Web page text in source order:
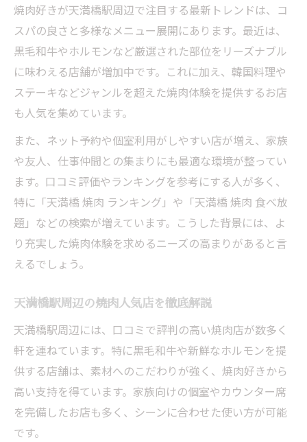
焼肉好きがチェックしたい天満橋駅周辺情
報
天満橋駅で焼肉行ってみたい方のための最
新情報
おすすめ焼肉店を見抜く天満橋駅のコツ
コスパ重視で選ぶ天満橋駅の焼肉攻略法
天満橋駅の焼肉でお得に楽しむ方法を解説
焼肉食べ放題や安い店の上手な選び方
焼肉行ってみたい天満橋駅でコスパを比較
天満橋駅で焼肉を賢く楽しむコツとは
個室あり焼肉を天満橋周辺で探すコツ
法
天満橋駅焼肉の個室選びで失敗しないコツ
焼肉行ってみたい方に最適な個室の選び方
天満橋駅でプライベートに焼肉を楽しむ秘
訣
個室焼肉の魅力を天満橋駅で体験しよう
焼肉好きが天満橋駅周辺で注目する最新トレンドは、コ
スパの良さと多様なメニュー展開にあります。最近は、
黒毛和牛やホルモンなど厳選された部位をリーズナブル
に味わえる店舗が増加中です。これに加え、韓国料理や
ステーキなどジャンルを超えた焼肉体験を提供するお店
も人気を集めています。
また、ネット予約や個室利用がしやすい店が増え、家族
や友人、仕事仲間との集まりにも最適な環境が整ってい
ます。口コミ評価やランキングを参考にする人が多く、
特に「天満橋 焼肉 ランキング」や「天満橋 焼肉 食べ放
題」などの検索が増えています。こうした背景には、よ
り充実した焼肉体験を求めるニーズの高まりがあると言
えるでしょう。
天満橋駅周辺の焼肉人気店を徹底解説
天満橋駅周辺には、口コミで評判の高い焼肉店が数多く
軒を連ねています。特に黒毛和牛や新鮮なホルモンを提
供する店舗は、素材へのこだわりが強く、焼肉好きから
高い支持を得ています。家族向けの個室やカウンター席
を完備したお店も多く、シーンに合わせた使い方が可能
です。